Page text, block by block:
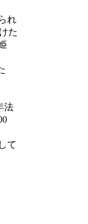
れ
た
法
て